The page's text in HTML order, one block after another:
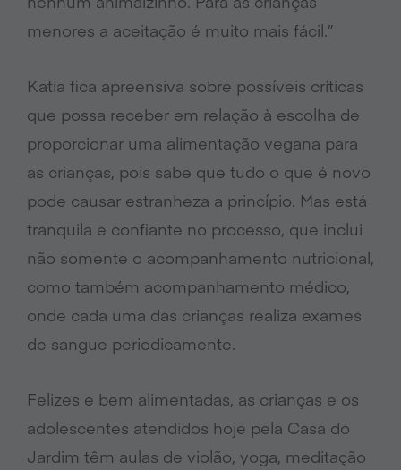
menores a aceitação é muito mais fácil.”
Katia fica apreensiva sobre possíveis críticas
que possa receber em relação à escolha de
proporcionar uma alimentação vegana para
as crianças, pois sabe que tudo o que é novo
pode causar estranheza a princípio. Mas está
tranquila e confiante no processo, que inclui
não somente o acompanhamento nutricional,
como também acompanhamento médico,
onde cada uma das crianças realiza exames
de sangue periodicamente.
Felizes e bem alimentadas, as crianças e os
adolescentes atendidos hoje pela Casa do
Jardim têm aulas de violão, yoga, meditação